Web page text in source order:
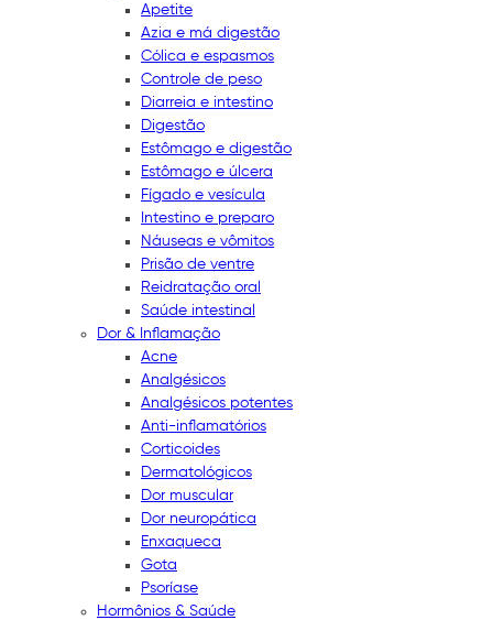
Apetite
Azia e má digestão
Cólica e espasmos
Controle de peso
Diarreia e intestino
Digestão
Estômago e digestão
Estômago e úlcera
Fígado e vesícula
Intestino e preparo
Náuseas e vômitos
Prisão de ventre
Reidratação oral
Saúde intestinal
Dor & Inflamação
Acne
Analgésicos
Analgésicos potentes
Anti-inflamatórios
Corticoides
Dermatológicos
Dor muscular
Dor neuropática
Enxaqueca
Gota
Psoríase
Hormônios & Saúde